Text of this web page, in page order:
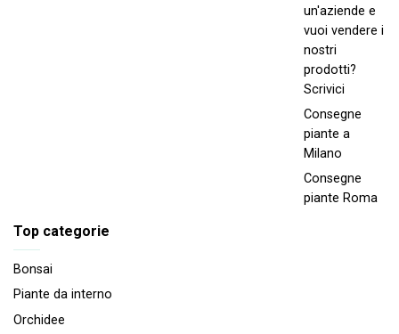
un'aziende e
vuoi vendere i
nostri
prodotti?
Scrivici
Consegne
piante a
Milano
Consegne
piante Roma
Top categorie
Bonsai
Piante da interno
Orchidee